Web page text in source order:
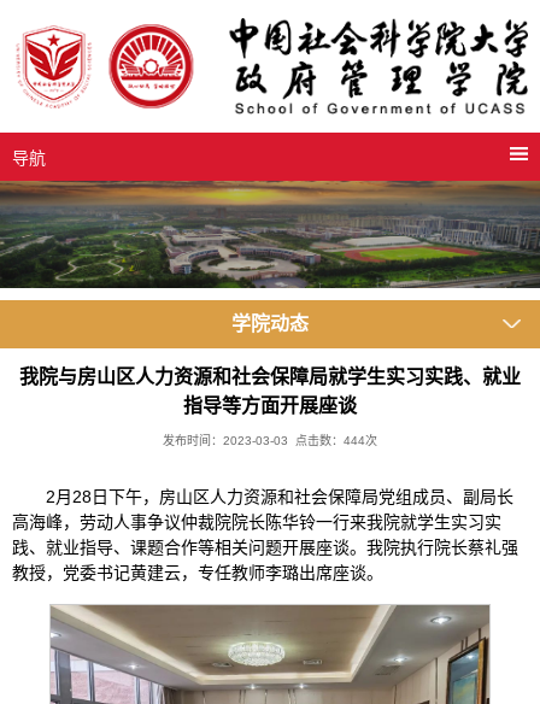
导航
学院动态
我院与房山区人力资源和社会保障局就学生实习实践、就业
指导等方面开展座谈
发布时间：2023-03-03 点击数： 444次
2月28日下午，房山区人力资源和社会保障局党组成员、副局长
高海峰，劳动人事争议仲裁院院长陈华铃一行来我院就学生实习实
践、就业指导、课题合作等相关问题开展座谈。我院执行院长蔡礼强
教授，党委书记黄建云，专任教师李璐出席座谈。